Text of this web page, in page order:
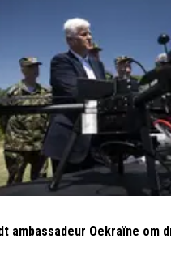
ambassadeur Oekraïne om